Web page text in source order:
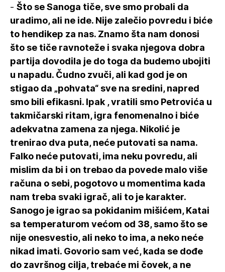
- Što se Sanoga tiče, sve smo probali da
uradimo, ali ne ide. Nije zalečio povredu i biće
to hendikep za nas. Znamo šta nam donosi
što se tiče ravnoteže i svaka njegova dobra
partija dovodila je do toga da budemo ubojiti
u napadu. Čudno zvuči, ali kad god je on
stigao da „pohvata“ sve na sredini, napred
smo bili efikasni. Ipak , vratili smo Petrovića u
takmičarski ritam, igra fenomenalno i biće
adekvatna zamena za njega. Nikolić je
trenirao dva puta, neće putovati sa nama.
Falko neće putovati, ima neku povredu, ali
mislim da bi i on trebao da povede malo više
računa o sebi, pogotovo u momentima kada
nam treba svaki igrač, ali to je karakter.
Sanogo je igrao sa pokidanim mišićem, Katai
sa temperaturom većom od 38, samo što se
nije onesvestio, ali neko to ima, a neko neće
nikad imati. Govorio sam već, kada se dođe
do završnog cilja, trebaće mi čovek, a ne